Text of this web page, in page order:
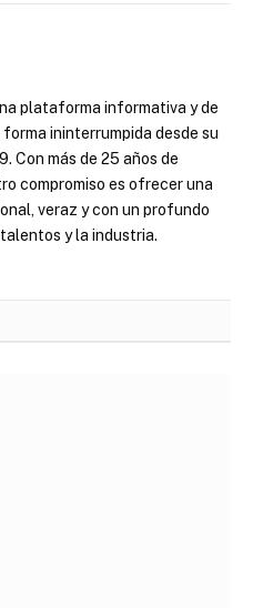
plataforma informativa y de
ininterrumpida desde su
Con más de 25 años de
compromiso es ofrecer una
veraz y con un profundo
y la industria.